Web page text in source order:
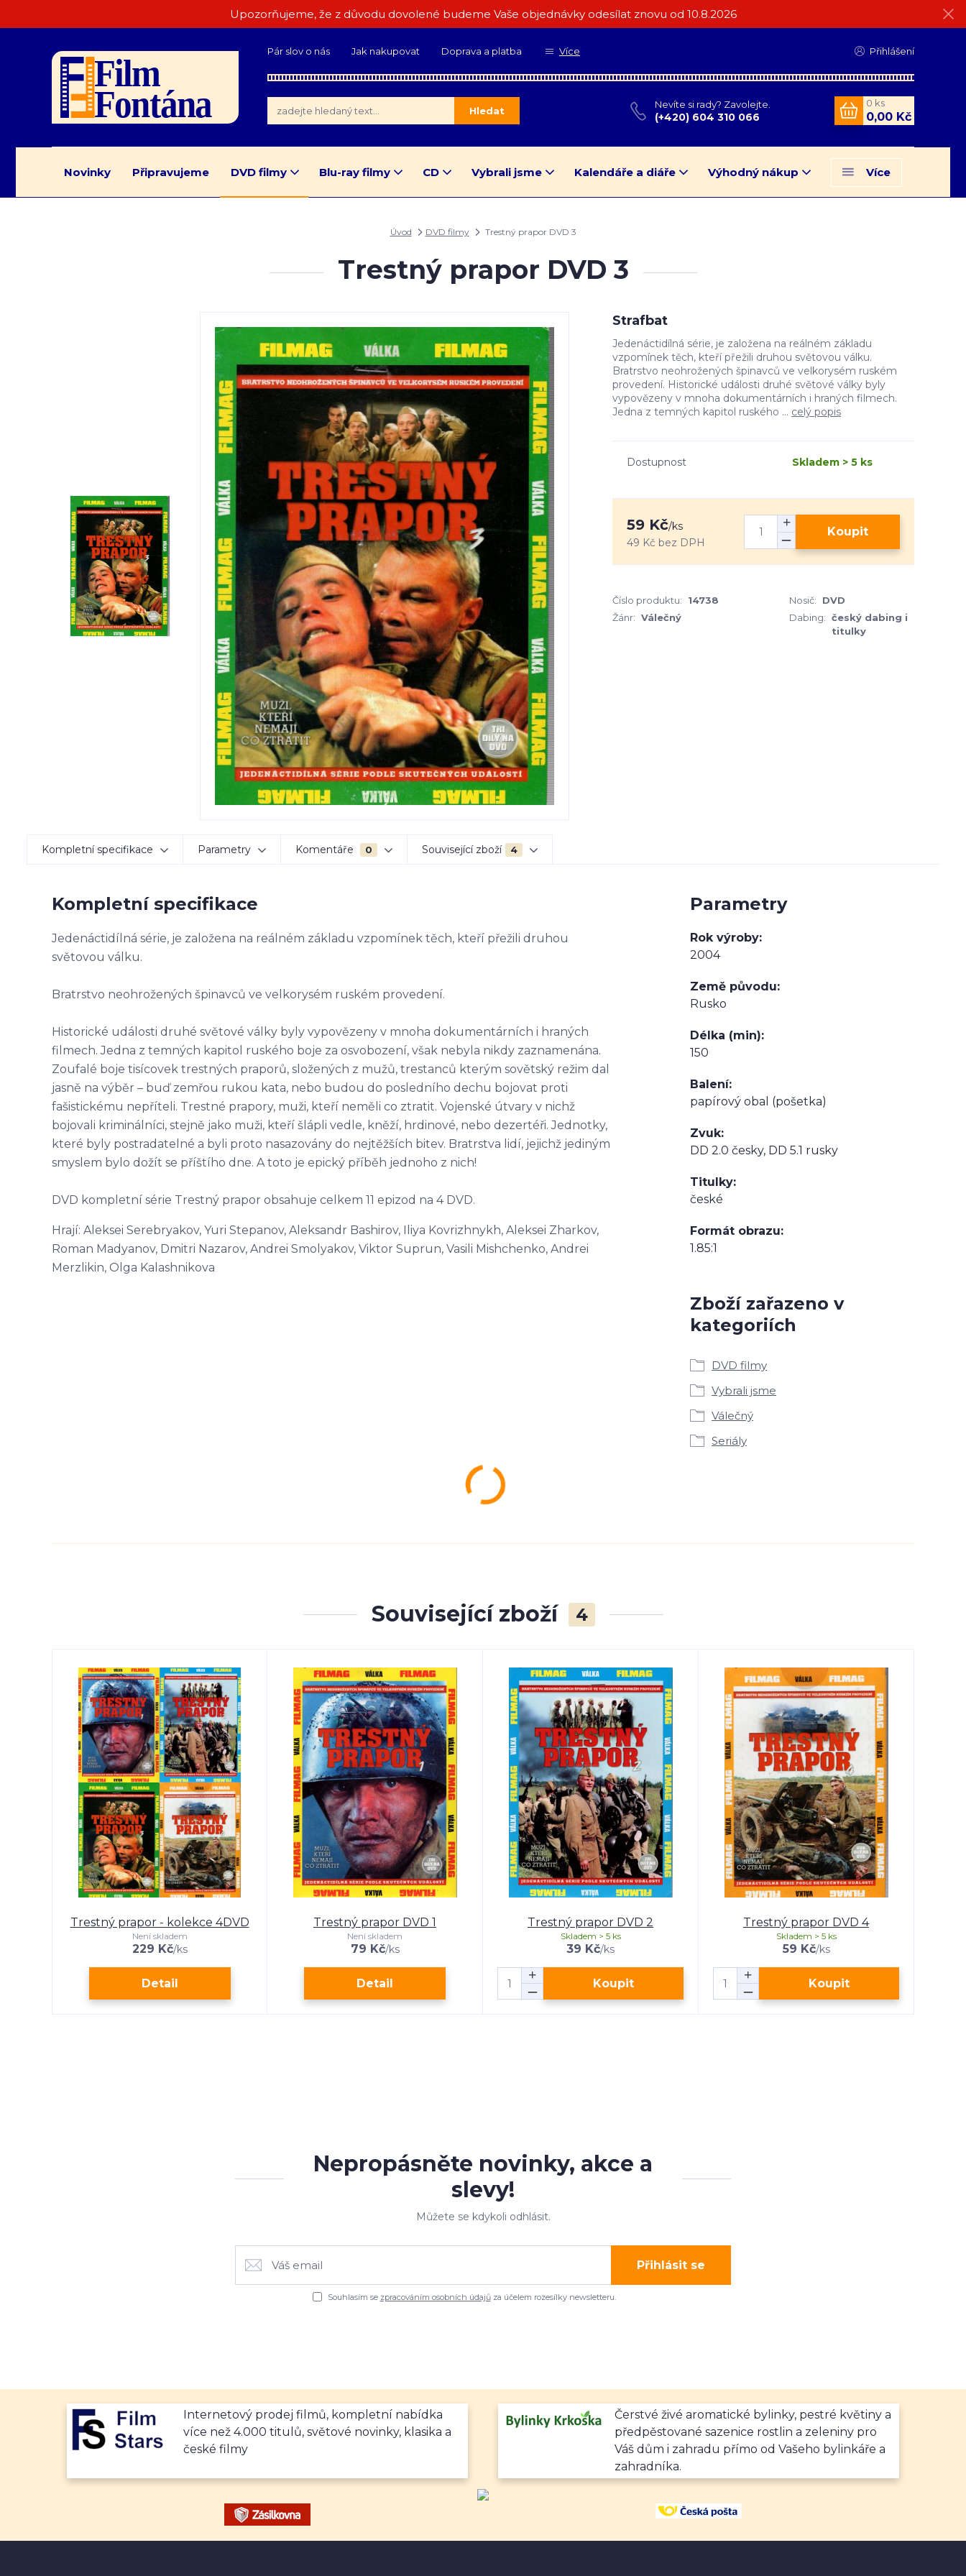
Upozorňujeme, že z důvodu dovolené budeme Vaše objednávky odesílat znovu od 10.8.2026
Pár slov o nás Jak nakupovat Doprava a platba Více Přihlášení
Hledat
Nevíte si rady? Zavolejte.
(+420) 604 310 066
0 ks
0,00 Kč
Novinky Připravujeme DVD filmy Blu-ray filmy CD Vybrali jsme Kalendáře a diáře Výhodný nákup Více
Úvod DVD filmy Trestný prapor DVD 3
Trestný prapor DVD 3
Strafbat
Jedenáctidílná série, je založena na reálném základu
vzpomínek těch, kteří přežili druhou světovou válku.
Bratrstvo neohrožených špinavců ve velkorysém ruském
provedení. Historické události druhé světové války byly
vypovězeny v mnoha dokumentárních i hraných filmech.
Jedna z temných kapitol ruského ... celý popis
Dostupnost Skladem > 5 ks
59 Kč/ks
49 Kč bez DPH
Koupit
Číslo produktu: 14738 Nosič:
DVD
Žánr: Válečný Dabing: český dabing i
titulky
Kompletní specifikace Parametry Komentáře 0 Související zboží 4
Kompletní specifikace
Jedenáctidílná série, je založena na reálném základu vzpomínek těch, kteří přežili druhou
světovou válku.
Bratrstvo neohrožených špinavců ve velkorysém ruském provedení.
Historické události druhé světové války byly vypovězeny v mnoha dokumentárních i hraných
filmech. Jedna z temných kapitol ruského boje za osvobození, však nebyla nikdy zaznamenána.
Zoufalé boje tisícovek trestných praporů, složených z mužů, trestanců kterým sovětský režim dal
jasně na výběr – buď zemřou rukou kata, nebo budou do posledního dechu bojovat proti
fašistickému nepříteli. Trestné prapory, muži, kteří neměli co ztratit. Vojenské útvary v nichž
bojovali kriminálníci, stejně jako muži, kteří šlápli vedle, kněží, hrdinové, nebo dezertéři. Jednotky,
které byly postradatelné a byli proto nasazovány do nejtěžších bitev. Bratrstva lidí, jejichž jediným
smyslem bylo dožít se příštího dne. A toto je epický příběh jednoho z nich!
DVD kompletní série Trestný prapor obsahuje celkem 11 epizod na 4 DVD.
Hrají: Aleksei Serebryakov, Yuri Stepanov, Aleksandr Bashirov, Iliya Kovrizhnykh, Aleksei Zharkov,
Roman Madyanov, Dmitri Nazarov, Andrei Smolyakov, Viktor Suprun, Vasili Mishchenko, Andrei
Merzlikin, Olga Kalashnikova
Parametry
Rok výroby
2004
Země původu
Rusko
Délka (min)
150
Balení
papírový obal (pošetka)
Zvuk
DD 2.0 česky, DD 5.1 rusky
Titulky
české
Formát obrazu
1.85:1
Zboží zařazeno v
kategoriích
DVD filmy
Vybrali jsme
Válečný
Seriály
Související zboží 4
Trestný prapor - kolekce 4DVD
229 Kč/ks
Není skladem
Detail
Trestný prapor DVD 1
79 Kč/ks
Není skladem
Detail
Trestný prapor DVD 2
39 Kč/ks
Skladem > 5 ks
Koupit
Trestný prapor DVD 4
59 Kč/ks
Skladem > 5 ks
Koupit
Nepropásněte novinky, akce a
slevy!
Můžete se kdykoli odhlásit.
Přihlásit se
Souhlasím se zpracováním osobních údajůza účelem rozesílky newsletteru.
Internetový prodej filmů, kompletní nabídka
více než 4.000 titulů, světové novinky, klasika a
české filmy
Čerstvé živé aromatické bylinky, pestré květiny a
předpěstované sazenice rostlin a zeleniny pro
Váš dům i zahradu přímo od Vašeho bylinkáře a
zahradníka.